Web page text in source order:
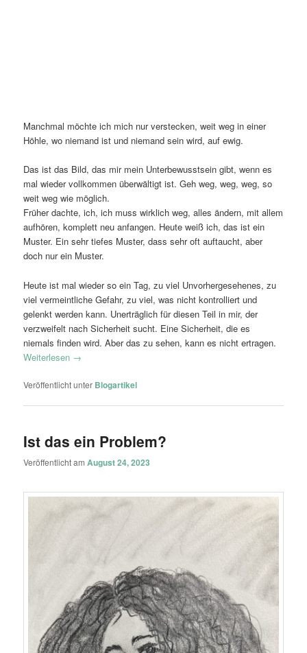
Manchmal möchte ich mich nur verstecken, weit weg in einer
Höhle, wo niemand ist und niemand sein wird, auf ewig.
Das ist das Bild, das mir mein Unterbewusstsein gibt, wenn es
mal wieder vollkommen überwältigt ist. Geh weg, weg, weg, so
weit weg wie möglich.
Früher dachte, ich, ich muss wirklich weg, alles ändern, mit allem
aufhören, komplett neu anfangen. Heute weiß ich, das ist ein
Muster. Ein sehr tiefes Muster, dass sehr oft auftaucht, aber
doch nur ein Muster.
Heute ist mal wieder so ein Tag, zu viel Unvorhergesehenes, zu
viel vermeintliche Gefahr, zu viel, was nicht kontrolliert und
gelenkt werden kann. Unerträglich für diesen Teil in mir, der
verzweifelt nach Sicherheit sucht. Eine Sicherheit, die es
niemals finden wird. Aber das zu sehen, kann es nicht ertragen.
Weiterlesen →
Veröffentlicht unter Blogartikel
Ist das ein Problem?
Veröffentlicht amAugust 24, 2023